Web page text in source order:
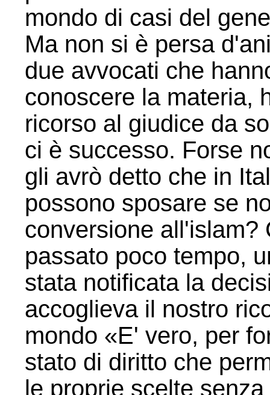
mondo di casi del
Ma non si è persa
due avvocati che
conoscere la materia,
ricorso al giudice da
ci è successo. Forse
gli avrò detto che in
possono sposare se
conversione all'islam?
passato poco tempo,
stata notificata la
accoglieva il nostro
mondo «E' vero, per
stato di diritto che
le proprie scelte